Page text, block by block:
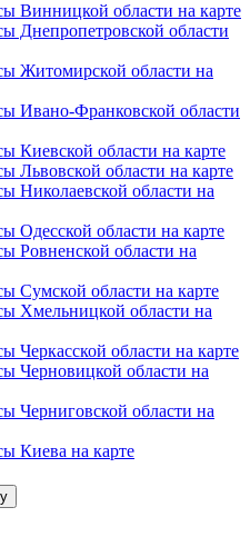
Винницкой области на карте
Днепропетровской области
Житомирской области на
Ивано-Франковской области
Киевской области на карте
Львовской области на карте
Николаевской области на
Одесской области на карте
Ровненской области на
Сумской области на карте
Хмельницкой области на
Черкасской области на карте
Черновицкой области на
Черниговской области на
Киева на карте